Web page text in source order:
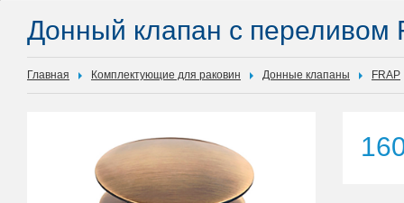
Донный клапан с переливом
Главная Комплектующие для раковин Донные клапаны FRAP